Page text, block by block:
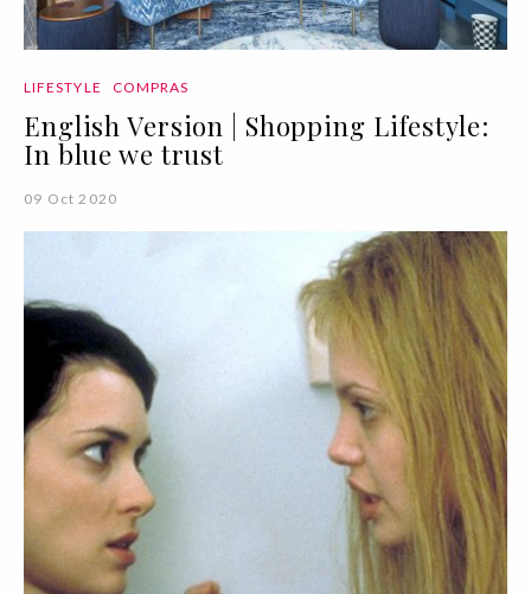
LIFESTYLE COMPRAS
English Version | Shopping Lifestyle:
In blue we trust
09 Oct 2020